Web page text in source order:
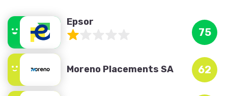
Epsor
75
Moreno Placements SA 62